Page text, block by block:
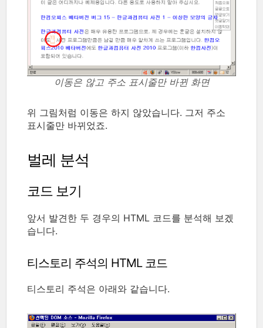
이동은 않고 주소 표시줄만 바뀐 화면
위 그림처럼 이동은 하지 않았습니다. 그저 주소
표시줄만 바뀌었죠.
벌레 분석
코드 보기
앞서 발견한 두 경우의 HTML 코드를 분석해 보겠
습니다.
티스토리 주석의 HTML 코드
티스토리 주석은 아래와 같습니다.